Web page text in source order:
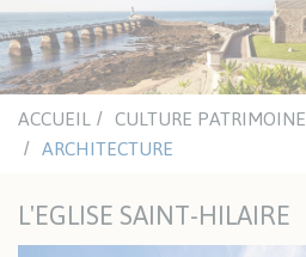
ACCUEIL CULTURE PATRIMOINE
ARCHITECTURE
L'EGLISE SAINT-HILAIRE